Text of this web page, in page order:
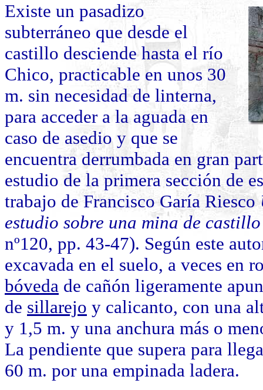
Existe un pasadizo
subterráneo que desde el
castillo desciende hasta el río
Chico, practicable en unos 30
m. sin necesidad de linterna,
para acceder a la aguada en
caso de asedio y que se
encuentra derrumbada en gran
estudio de la primera sección de
trabajo de Francisco Garía Riesco
estudio sobre una mina de
nº120, pp. 43-47). Según este
excavada en el suelo, a veces en
bóveda de cañón ligeramente
de sillarejo y calicanto, con una
y 1,5 m. y una anchura más o
La pendiente que supera para
60 m. por una empinada ladera.